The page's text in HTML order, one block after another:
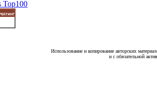
Использование и копирование авторских
и с обязательной